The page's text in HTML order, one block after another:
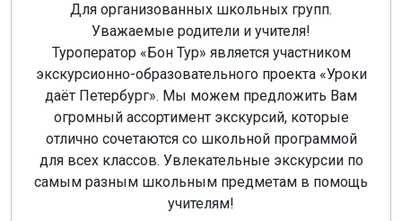
Для организованных школьных групп.
Уважаемые родители и учителя!
Туроператор «Бон Тур» является участником
экскурсионно-образовательного проекта «Уроки
даёт Петербург». Мы можем предложить Вам
огромный ассортимент экскурсий, которые
отлично сочетаются со школьной программой
для всех классов. Увлекательные экскурсии по
самым разным школьным предметам в помощь
учителям!